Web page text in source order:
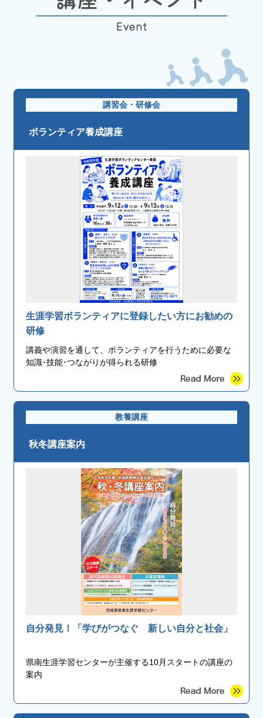
講習会・研修会
ボランティア養成講座
生涯学習ボランティアに登録したい方にお勧めの
研修
講義や演習を通して、ボランティアを行うために必要な
知識･技能･つながりが得られる研修
教養講座
秋冬講座案内
自分発見！「学びがつなぐ 新しい自分と社会」
県南生涯学習センターが主催する10月スタートの講座の
案内